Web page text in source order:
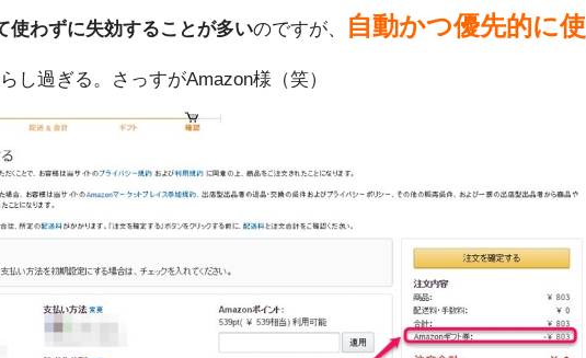
使わずに失効することが多いのですが、
自動かつ優先的に使
し過ぎる。さっすがAmazon様（笑）